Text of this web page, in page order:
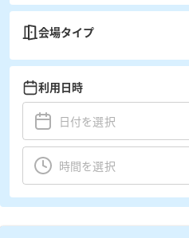
会場タイプ
利用日時